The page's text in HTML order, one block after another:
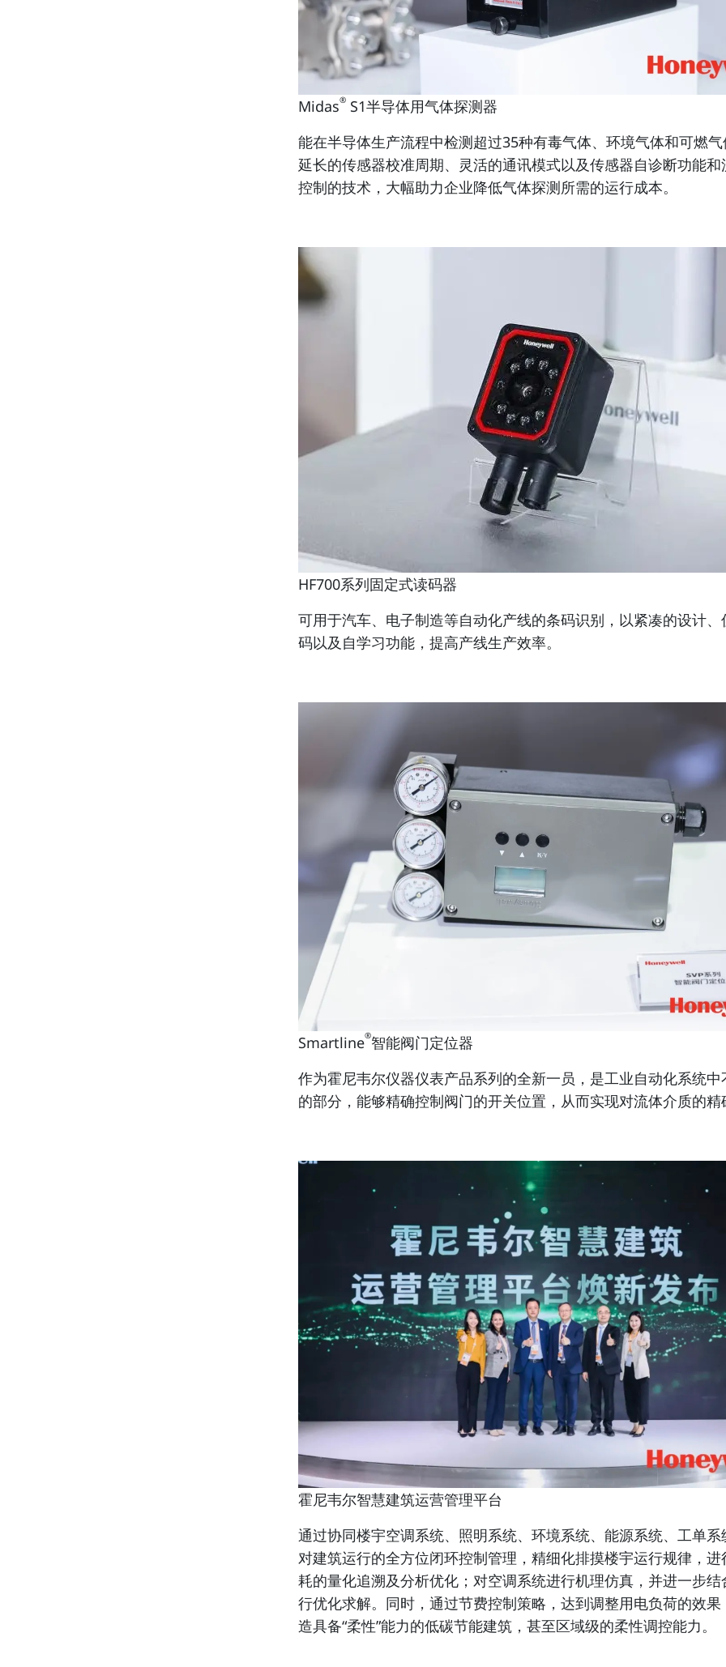
Midas® S1半导体用气体探测器
能在半导体生产流程中检测超过35种有毒气体、环境气体和可燃
延长的传感器校准周期、灵活的通讯模式以及传感器自诊断功能和
控制的技术，大幅助力企业降低气体探测所需的运行成本。
HF700系列固定式读码器
可用于汽车、电子制造等自动化产线的条码识别，以紧凑的设计、
码以及自学习功能，提高产线生产效率。
Smartline®智能阀门定位器
作为霍尼韦尔仪器仪表产品系列的全新一员，是工业自动化系统中
的部分，能够精确控制阀门的开关位置，从而实现对流体介质的精
霍尼韦尔智慧建筑运营管理平台
通过协同楼宇空调系统、照明系统、环境系统、能源系统、工单系
对建筑运行的全方位闭环控制管理，精细化排摸楼宇运行规律，进
耗的量化追溯及分析优化；对空调系统进行机理仿真，并进一步结
行优化求解。同时，通过节费控制策略，达到调整用电负荷的效果
造具备“柔性”能力的低碳节能建筑，甚至区域级的柔性调控能力。